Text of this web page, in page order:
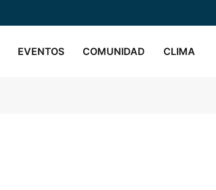
EVENTOS COMUNIDAD CLIMA